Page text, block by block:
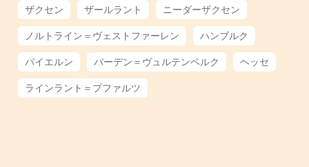
ザクセン ザールラント
ニーダーザクセン
ノルトライン＝ヴェストファーレン
ハンブルク
バイエルン
バーデン＝ヴュルテンベルク
ヘッセ
ラインラント＝プファルツ